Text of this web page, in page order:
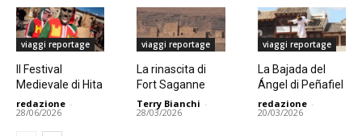
viaggi reportage
Il Festival
Medievale di Hita
redazione -
28/06/2026
viaggi reportage
La rinascita di
Fort Saganne
Terry Bianchi -
28/03/2026
viaggi reportage
La Bajada del
Ángel di Peñafiel
redazione -
20/03/2026